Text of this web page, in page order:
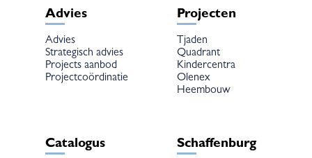
Advies
Advies
Strategisch advies
Projects aanbod
Projectcoördinatie
Projecten
Tjaden
Quadrant
Kindercentra
Olenex
Heembouw
Catalogus Schaffenburg